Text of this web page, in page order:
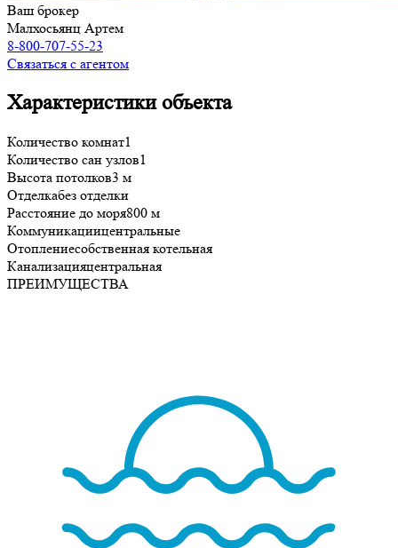
Ваш брокер
Малхосьянц Артем
8-800-707-55-23
Связаться с агентом
Характеристики объекта
Количество комнат1
Количество сан узлов1
Высота потолков3 м
Отделкабез отделки
Расстояние до моря800 м
Коммуникациицентральные
Отоплениесобственная котельная
Канализацияцентральная
ПРЕИМУЩЕСТВА